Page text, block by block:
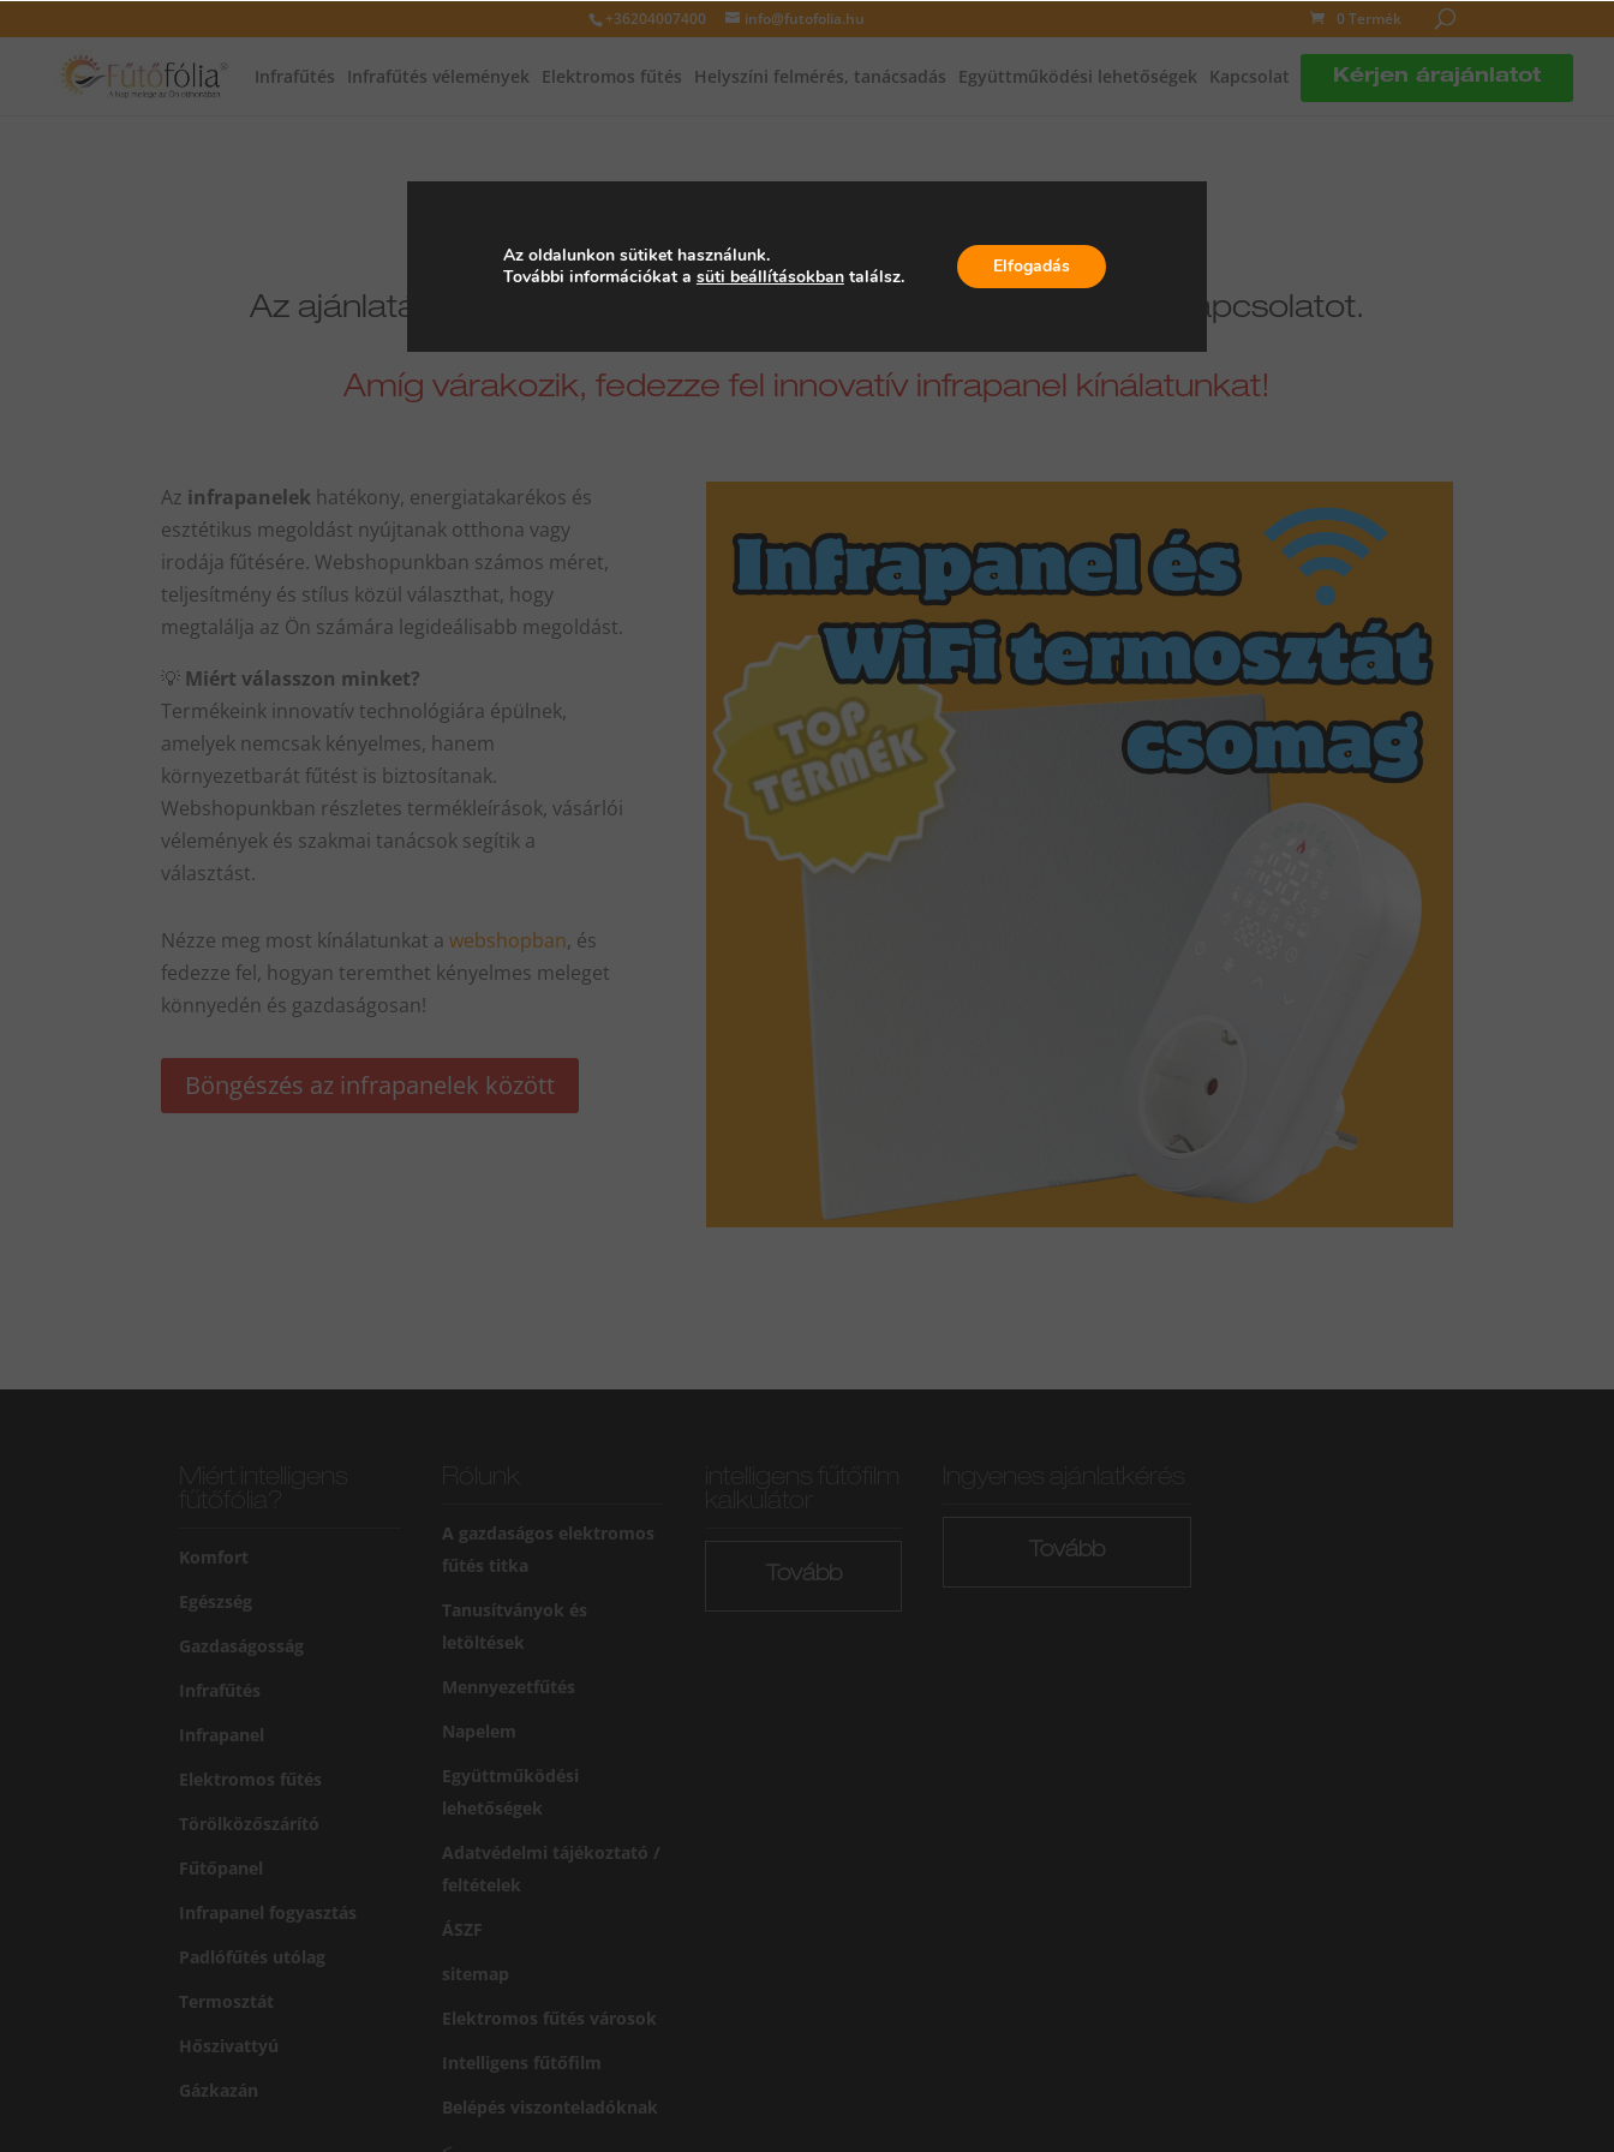
+36204007400 info@futofolia.hu 0 Termék
Infrafűtés Infrafűtés vélemények Elektromos fűtés Helyszíni felmérés, tanácsadás Együttműködési lehetőségek Kapcsolat Kérjen árajánlatot
Az ajánlatát feldolgozzuk, és hamarosan felvesszük Önnel a kapcsolatot.
Amíg várakozik, fedezze fel innovatív infrapanel kínálatunkat!
Az infrapanelek hatékony, energiatakarékos és
esztétikus megoldást nyújtanak otthona vagy
irodája fűtésére. Webshopunkban számos méret,
teljesítmény és stílus közül választhat, hogy
megtalálja az Ön számára legideálisabb megoldást.
💡 Miért válasszon minket?
Termékeink innovatív technológiára épülnek,
amelyek nemcsak kényelmes, hanem
környezetbarát fűtést is biztosítanak.
Webshopunkban részletes termékleírások, vásárlói
vélemények és szakmai tanácsok segítik a
választást.
Nézze meg most kínálatunkat awebshopban, és
fedezze fel, hogyan teremthet kényelmes meleget
könnyedén és gazdaságosan!
Böngészés az infrapanelek között
Komfort
Egészség
Gazdaságosság
Infrafűtés
Infrapanel
Elektromos fűtés
Törölközőszárító
Fűtőpanel
Infrapanel fogyasztás
Padlófűtés utólag
Termosztát
Hőszivattyú
Gázkazán
A gazdaságos elektromos
fűtés titka
Tanusítványok és
letöltések
Mennyezetfűtés
Napelem
Együttműködési
lehetőségek
Adatvédelmi tájékoztató /
feltételek
ÁSZF
sitemap
Elektromos fűtés városok
Intelligens fűtőfilm
Belépés viszonteladóknak
Tovább
Tovább
Az oldalunkon sütiket használunk.
További információkat a süti beállításokbantalálsz. Elfogadás